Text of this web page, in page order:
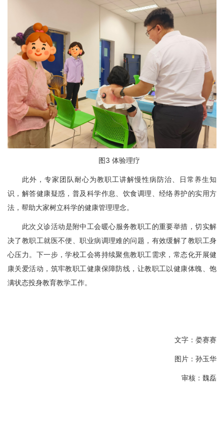
图3 体验理疗
此外，专家团队耐心为教职工讲解慢性病防治、日常养生知
识，解答健康疑惑，普及科学作息、饮食调理、经络养护的实用方
法，帮助大家树立科学的健康管理理念。
此次义诊活动是附中工会暖心服务教职工的重要举措，切实解
决了教职工就医不便、职业病调理难的问题，有效缓解了教职工身
心压力。下一步，学校工会将持续聚焦教职工需求，常态化开展健
康关爱活动，筑牢教职工健康保障防线，让教职工以健康体魄、饱
满状态投身教育教学工作。
文字：娄赛赛
图片：孙玉华
审核：魏磊